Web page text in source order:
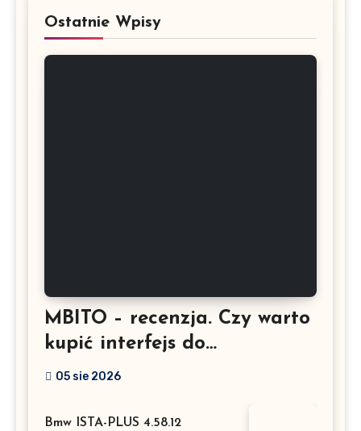
Ostatnie Wpisy
MBITO – recenzja. Czy warto
kupić interfejs do
Mercedesa? Test, opinia i
05 sie 2026
Bmw ISTA-PLUS 4.58.12